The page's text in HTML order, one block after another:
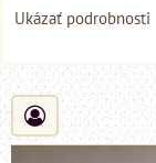
Ukázať podrobnosti